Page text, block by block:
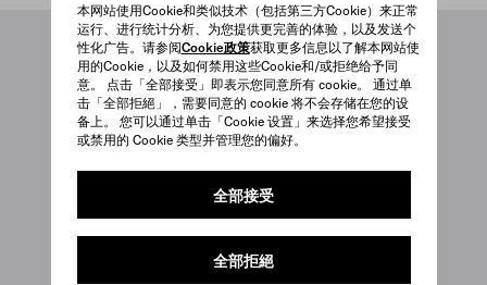
本网站使用Cookie和类似技术（包括第三方Cookie）来正常
运行、进行统计分析、为您提供更完善的体验，以及发送个
性化广告。请参阅Cookie政策获取更多信息以了解本网站使
用的Cookie，以及如何禁用这些Cookie和/或拒绝给予同
意。 点击「全部接受」即表示您同意所有 cookie。 通过单
击「全部拒絕」，需要同意的 cookie 将不会存储在您的设
备上。 您可以通过单击「Cookie 设置」来选择您希望接受
或禁用的 Cookie 类型并管理您的偏好。
全部接受
全部拒絕